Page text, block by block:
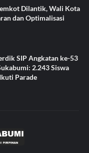
Dilantik, Wali Kota
dan Optimalisasi
SIP Angkatan ke-53
2.243 Siswa
Parade